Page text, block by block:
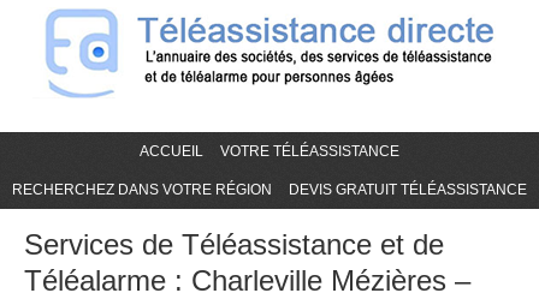
ACCUEIL VOTRE TÉLÉASSISTANCE
RECHERCHEZ DANS VOTRE RÉGION DEVIS GRATUIT TÉLÉASSISTANCE
Services de Téléassistance et de
Téléalarme : Charleville Mézières –